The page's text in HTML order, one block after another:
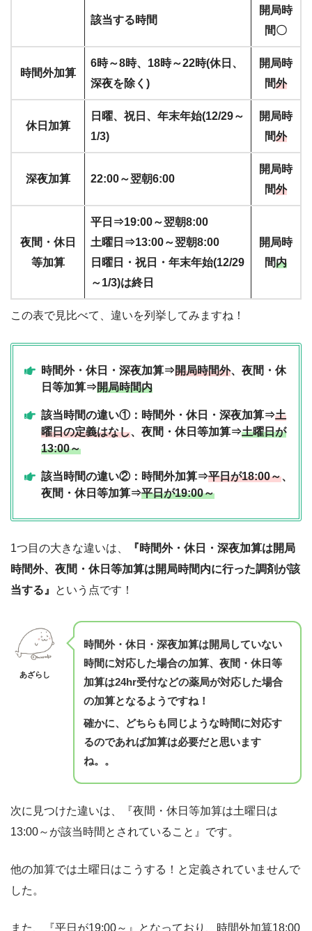
該当する時間
開局時
間〇
時間外加算
6時～8時、18時～22時(休日、
深夜を除く)
開局時
間外
休日加算
日曜、祝日、年末年始(12/29～
1/3)
開局時
間外
深夜加算 22:00～翌朝6:00
開局時
間外
夜間・休日
等加算
平日⇒19:00～翌朝8:00
土曜日⇒13:00～翌朝8:00
日曜日・祝日・年末年始(12/29
～1/3)は終日
開局時
間内
この表で見比べて、違いを列挙してみますね！
時間外・休日・深夜加算⇒開局時間外、夜間・休
日等加算⇒開局時間内
該当時間の違い①：時間外・休日・深夜加算⇒土
曜日の定義はなし、夜間・休日等加算⇒土曜日が
13:00～
該当時間の違い②：時間外加算⇒平日が18:00～、
夜間・休日等加算⇒平日が19:00～
1つ目の大きな違いは、
『時間外・休日・深夜加算は開局
時間外、夜間・休日等加算は開局時間内に行った調剤が該
当する』
という点です！
あざらし
時間外・休日・深夜加算は開局していない
時間に対応した場合の加算、夜間・休日等
加算は24hr受付などの薬局が対応した場合
の加算となるようですね！
確かに、どちらも同じような時間に対応す
るのであれば加算は必要だと思います
ね。。
次に見つけた違いは、『夜間・休日等加算は土曜日は
13:00～が該当時間とされていること』です。
他の加算では土曜日はこうする！と定義されていませんで
した。
また、『平日が19:00～』となっており、時間外加算18:00